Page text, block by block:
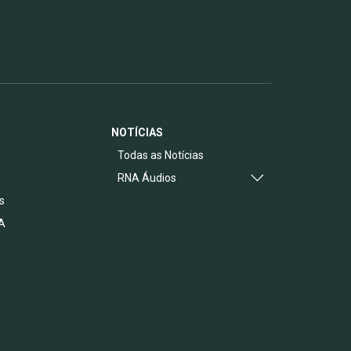
NOTÍCIAS
Todas as Notícias
RNA Áudios